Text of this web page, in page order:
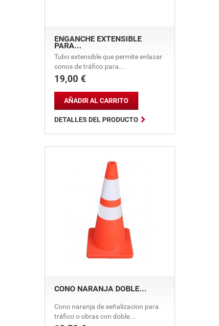
ENGANCHE EXTENSIBLE
PARA...
Tubo extensible que permite enlazar
conos de tráfico para...
Precio
19,00 €

AÑADIR AL CARRITO
DETALLES DEL PRODUCTO
CONO NARANJA DOBLE...
Cono naranja de señalizacion para
tráfico o obras con doble...